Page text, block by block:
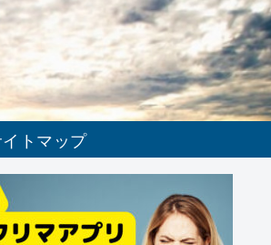
トマップ